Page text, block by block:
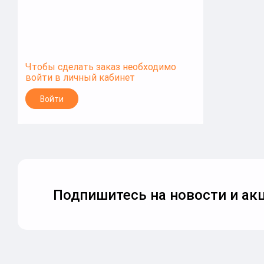
Чтобы сделать заказ необходимо
войти в личный кабинет
Войти
Подпишитесь на новости и